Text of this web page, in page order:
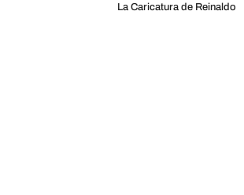
La Caricatura de Reinaldo